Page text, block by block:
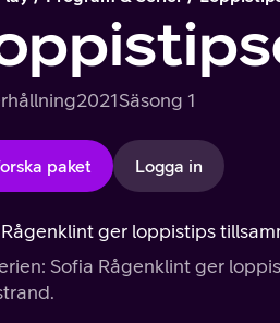
2021Säsong 1
paket Logga in
ger loppistips
Sofia Rågenklint ger